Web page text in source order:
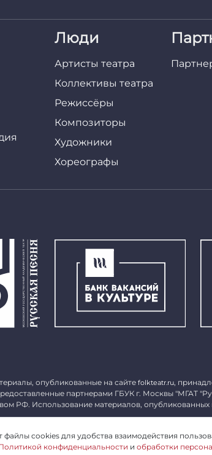
Люди
Артисты театра
Коллективы театра
Режиссёры
Композиторы
Художники
Хореографы
опубликованные на сайте folkteatr.ru,
партнерами ГБУК г. Москвы "МГАТ
РФ. Использование материалов, опубликованных
файлы cookies для удобства взаимодействия
конфиденциальности и обработки